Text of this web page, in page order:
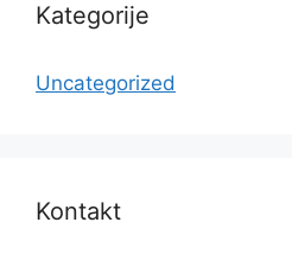
Kategorije
Uncategorized
Kontakt